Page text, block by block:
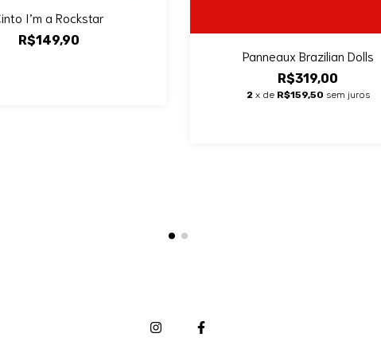
I’m a Rockstar
R$149,90
Panneaux Brazilian Dolls
R$319,00
2 x de R$159,50 sem juros